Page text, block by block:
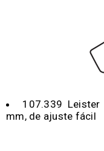
107.339
mm, de ajuste fácil